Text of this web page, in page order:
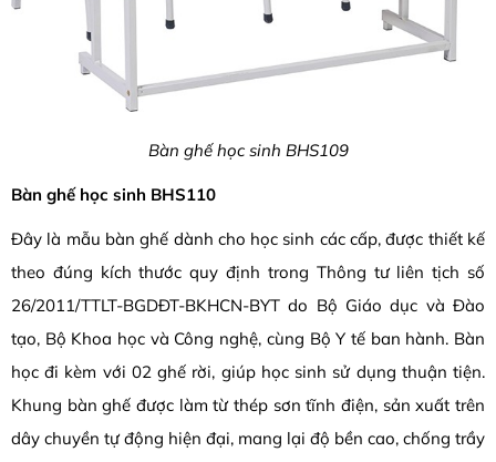
Bàn ghế học sinh BHS109
Bàn ghế học sinh BHS110
Đây là mẫu bàn ghế dành cho học sinh các cấp, được thiết kế
theo đúng kích thước quy định trong Thông tư liên tịch số
26/2011/TTLT-BGDĐT-BKHCN-BYT do Bộ Giáo dục và Đào
tạo, Bộ Khoa học và Công nghệ, cùng Bộ Y tế ban hành. Bàn
học đi kèm với 02 ghế rời, giúp học sinh sử dụng thuận tiện.
Khung bàn ghế được làm từ thép sơn tĩnh điện, sản xuất trên
dây chuyền tự động hiện đại, mang lại độ bền cao, chống trầy